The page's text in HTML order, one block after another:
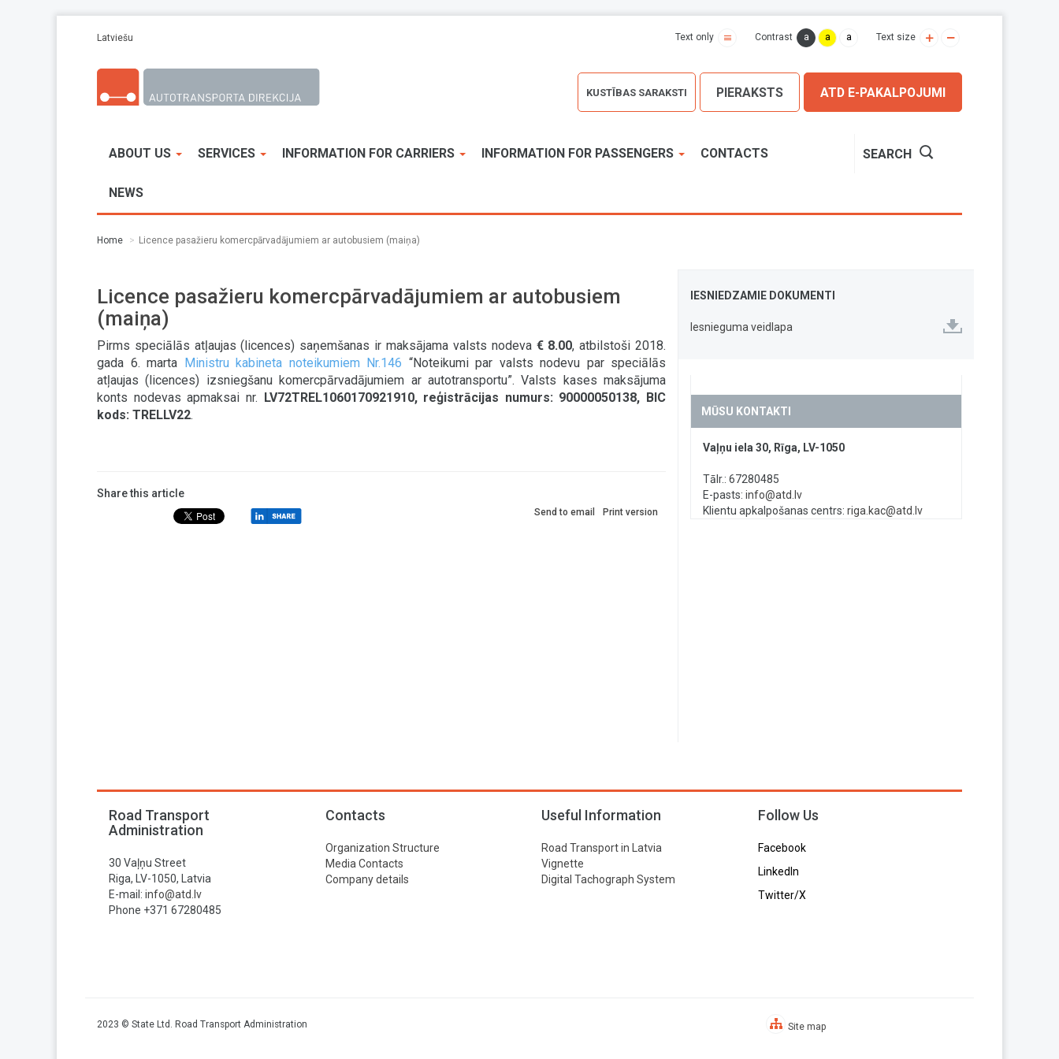
Latviešu Text only Contrast a a a Text size
ATD E-PAKALPOJUMI
PIERAKSTS
KUSTĪBAS SARAKSTI
ABOUT US SERVICES INFORMATION FOR CARRIERS INFORMATION FOR PASSENGERS CONTACTS
NEWS
SEARCH
Home Licence pasažieru komercpārvadājumiem ar autobusiem (maiņa)
Licence pasažieru komercpārvadājumiem ar autobusiem
(maiņa)
Pirms speciālās atļaujas (licences) saņemšanas ir maksājama valsts nodeva € 8.00, atbilstoši 2018.
gada 6. marta Ministru kabineta noteikumiem Nr.146 “Noteikumi par valsts nodevu par speciālās
atļaujas (licences) izsniegšanu komercpārvadājumiem ar autotransportu”. Valsts kases maksājuma
konts nodevas apmaksai nr. LV72TREL1060170921910, reģistrācijas numurs: 90000050138, BIC
kods: TRELLV22.
Share this article
Print version
Send to email
IESNIEDZAMIE DOKUMENTI
Iesnieguma veidlapa
MŪSU KONTAKTI
Vaļņu iela 30, Rīga, LV-1050
Tālr.: 67280485
E-pasts: info@atd.lv
Klientu apkalpošanas centrs: riga.kac@atd.lv
Road Transport
Administration
30 Vaļņu Street
Riga, LV-1050, Latvia
E-mail: info@atd.lv
Phone +371 67280485
Contacts
Organization Structure
Media Contacts
Company details
Useful Information
Road Transport in Latvia
Vignette
Digital Tachograph System
Follow Us
Facebook
LinkedIn
Twitter/X
2023 © State Ltd. Road Transport Administration Site map